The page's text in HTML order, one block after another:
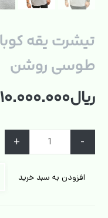
طوسی روشن
ریال۱۰.۰۰۰.۰۰۰
-
+
افزودن به سبد خرید